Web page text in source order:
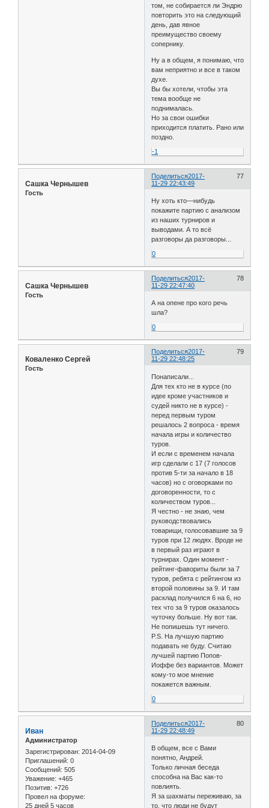
том, не собирается ли Эндрю
повторить это на следующий
день, дав явное
преимущество своему
сопернику.
Ну а в общем, я понимаю, что
вам неприятно и все в таком
духе.
Вы бы хотели, чтобы эта
тема вообще не
поднималась.
Но за свои ошибки
приходится платить. Рано или
поздно.
-1
Поделиться 77
2017-
11-29 22:43:49
Сашка Чернышев
Гость
Ну хоть кто—нибудь
покажите партию с анализом
из наших турниров и
выводами. А то всё
разговоры да разговоры...
0
Поделиться 78
2017-
11-29 22:47:40
Сашка Чернышев
Гость
А на опене про кого речь
шла?
0
Поделиться 79
2017-
11-29 22:48:25
Коваленко Сергей
Гость
Понаписали...
Для тех кто не в курсе (по
идее кроме участников и
судей никто не в курсе) -
перед первым туром
решалось 2 вопроса - время
начала игры и количество
туров.
И если с временем начала
игр сделали с 17 (7 голосов
против 5-ти за начало в 18
часов) но с оговорками по
договоренности, то с
количеством туров...
Я честно - не знаю, чем
руководствовались
товарищи, голосовавшие за 9
туров при 12 людях. Вроде не
в первый раз играют в
турнирах. Один момент -
рейтинг-фавориты были за 7
туров, ребята с рейтингом из
второй половины за 9. И там
расклад получился 6 на 6, но
тех что за 9 туров оказалось
чуточку больше. Ну вот так.
Не попишешь тут ничего.
P.S. На лучшую партию
подавать не буду. Считаю
лучшей партию Попов-
Иоффе без вариантов. Может
кому-то мое мнение
покажется важным.
0
Поделиться 80
2017-
11-29 22:48:49
Иван
Администратор
Зарегистрирован: 2014-04-09
Приглашений: 0
Сообщений: 505
Уважение: +465
Позитив: +726
Провел на форуме:
25 дней 5 часов
В общем, все с Вами
понятно, Андрей.
Только личная беседа
способна на Вас как-то
повлиять.
Я за шахматы переживаю, за
то, что люди не будут